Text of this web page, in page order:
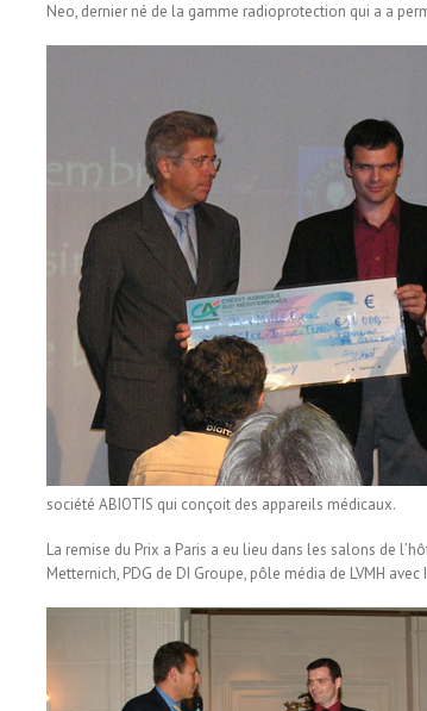
Neo, dernier né de la gamme radioprotection qui a a
société ABIOTIS qui conçoit des appareils médicaux.
La remise du Prix a Paris a eu lieu dans les salons de
Metternich, PDG de DI Groupe, pôle média de LVMH